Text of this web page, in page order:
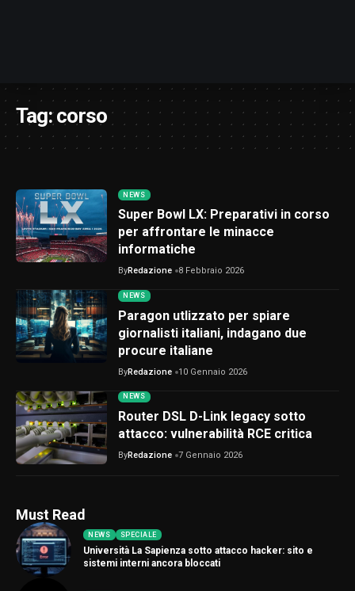
Tag:corso
NEWS
Super Bowl LX: Preparativi in corso
per affrontare le minacce
informatiche
ByRedazione 8 Febbraio 2026
NEWS
Paragon utlizzato per spiare
giornalisti italiani, indagano due
procure italiane
ByRedazione 10 Gennaio 2026
NEWS
Router DSL D-Link legacy sotto
attacco: vulnerabilità RCE critica
ByRedazione 7 Gennaio 2026
Must Read
NEWS SPECIALE
Università La Sapienza sotto attacco hacker: sito e
sistemi interni ancora bloccati